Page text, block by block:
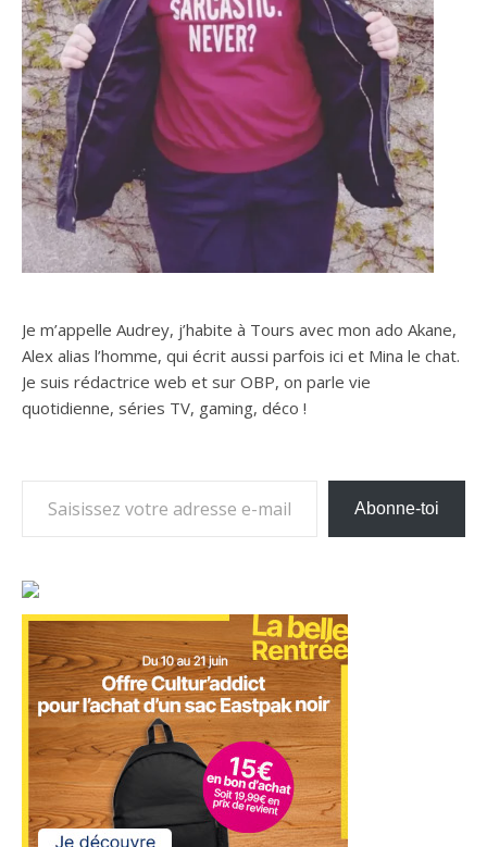
Je m’appelle Audrey, j’habite à Tours avec mon ado Akane,
Alex alias l’homme, qui écrit aussi parfois ici et Mina le chat.
Je suis rédactrice web et sur OBP, on parle vie
quotidienne, séries TV, gaming, déco !
Abonne-toi